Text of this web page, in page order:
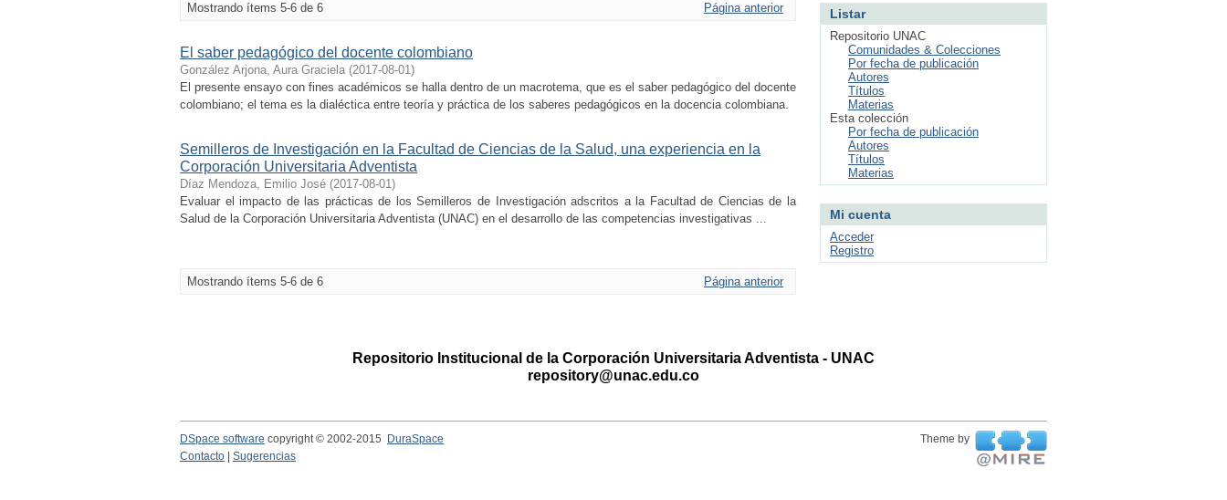
Mostrando ítems 5-6 de 6 Página anterior
El saber pedagógico del docente colombiano
González Arjona, Aura Graciela (2017-08-01)
El presente ensayo con fines académicos se halla dentro de un macrotema, que es el saber pedagógico del docente
colombiano; el tema es la dialéctica entre teoría y práctica de los saberes pedagógicos en la docencia colombiana.
Semilleros de Investigación en la Facultad de Ciencias de la Salud, una experiencia en la
Corporación Universitaria Adventista
Díaz Mendoza, Emilio José (2017-08-01)
Evaluar el impacto de las prácticas de los Semilleros de Investigación adscritos a la Facultad de Ciencias de la
Salud de la Corporación Universitaria Adventista (UNAC) en el desarrollo de las competencias investigativas ...
Mostrando ítems 5-6 de 6 Página anterior
Listar
Repositorio UNAC
Comunidades & Colecciones
Por fecha de publicación
Autores
Títulos
Materias
Esta colección
Por fecha de publicación
Autores
Títulos
Materias
Mi cuenta
Acceder
Registro
Repositorio Institucional de la Corporación Universitaria Adventista - UNAC
repository@unac.edu.co
DSpace software copyright © 2002-2015 DuraSpace
Theme by
Contacto
Sugerencias